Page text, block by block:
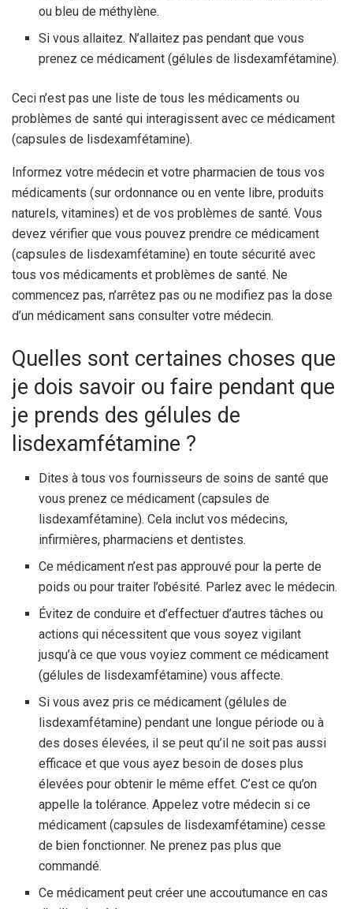
ou bleu de méthylène.
Si vous allaitez. N’allaitez pas pendant que vous
prenez ce médicament (gélules de lisdexamfétamine).
Ceci n’est pas une liste de tous les médicaments ou
problèmes de santé qui interagissent avec ce médicament
(capsules de lisdexamfétamine).
Informez votre médecin et votre pharmacien de tous vos
médicaments (sur ordonnance ou en vente libre, produits
naturels, vitamines) et de vos problèmes de santé. Vous
devez vérifier que vous pouvez prendre ce médicament
(capsules de lisdexamfétamine) en toute sécurité avec
tous vos médicaments et problèmes de santé. Ne
commencez pas, n’arrêtez pas ou ne modifiez pas la dose
d’un médicament sans consulter votre médecin.
Quelles sont certaines choses que
je dois savoir ou faire pendant que
je prends des gélules de
lisdexamfétamine ?
Dites à tous vos fournisseurs de soins de santé que
vous prenez ce médicament (capsules de
lisdexamfétamine). Cela inclut vos médecins,
infirmières, pharmaciens et dentistes.
Ce médicament n’est pas approuvé pour la perte de
poids ou pour traiter l’obésité. Parlez avec le médecin.
Évitez de conduire et d’effectuer d’autres tâches ou
actions qui nécessitent que vous soyez vigilant
jusqu’à ce que vous voyiez comment ce médicament
(gélules de lisdexamfétamine) vous affecte.
Si vous avez pris ce médicament (gélules de
lisdexamfétamine) pendant une longue période ou à
des doses élevées, il se peut qu’il ne soit pas aussi
efficace et que vous ayez besoin de doses plus
élevées pour obtenir le même effet. C’est ce qu’on
appelle la tolérance. Appelez votre médecin si ce
médicament (capsules de lisdexamfétamine) cesse
de bien fonctionner. Ne prenez pas plus que
commandé.
Ce médicament peut créer une accoutumance en cas